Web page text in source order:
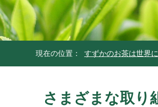
現在の位置： すずかのお茶は世界
さまざまな取り